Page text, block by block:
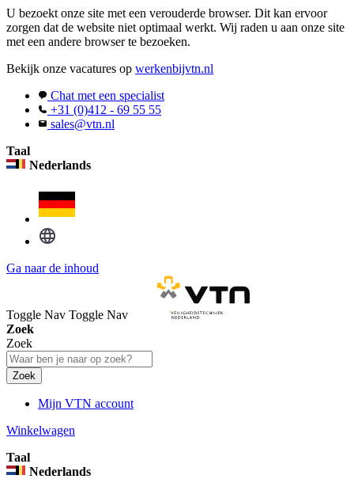
U bezoekt onze site met een verouderde browser. Dit kan ervoor
zorgen dat de website niet optimaal werkt. Wij raden u aan onze site
met een andere browser te bezoeken.
Bekijk onze vacatures op werkenbijvtn.nl
Chat met een specialist
+31 (0)412 - 69 55 55
sales@vtn.nl
Taal
Nederlands
Ga naar de inhoud
Toggle Nav Toggle Nav
Zoek
Zoek
Zoek
Mijn VTN account
Winkelwagen
Taal
Nederlands